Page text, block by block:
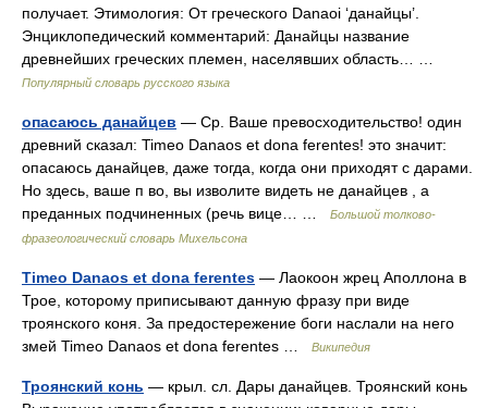
получает. Этимология: От греческого Danaoi ‘данайцы’.
Энциклопедический комментарий: Данайцы название
древнейших греческих племен, населявших область… …
Популярный словарь русского языка
опасаюсь данайцев — Ср. Ваше превосходительство! один
древний сказал: Timeo Danaos et dona ferentes! это значит:
опасаюсь данайцев, даже тогда, когда они приходят с дарами.
Но здесь, ваше п во, вы изволите видеть не данайцев , а
преданных подчиненных (речь вице… …
Большой толково-
фразеологический словарь Михельсона
Timeo Danaos et dona ferentes — Лаокоон жрец Аполлона в
Трое, которому приписывают данную фразу при виде
троянского коня. За предостережение боги наслали на него
змей Timeo Danaos et dona ferentes …
Википедия
Троянский конь — крыл. сл. Дары данайцев. Троянский конь